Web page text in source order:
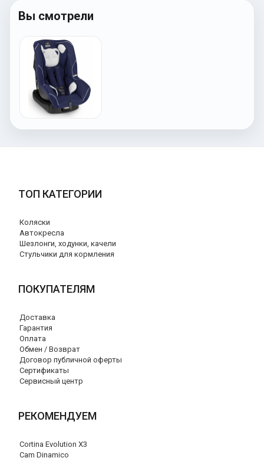
Вы смотрели
ТОП КАТЕГОРИИ
Коляски
Автокресла
Шезлонги, ходунки, качели
Стульчики для кормления
ПОКУПАТЕЛЯМ
Доставка
Гарантия
Оплата
Обмен / Возврат
Договор публичной оферты
Сертификаты
Сервисный центр
РЕКОМЕНДУЕМ
Cortina Evolution X3
Cam Dinamico